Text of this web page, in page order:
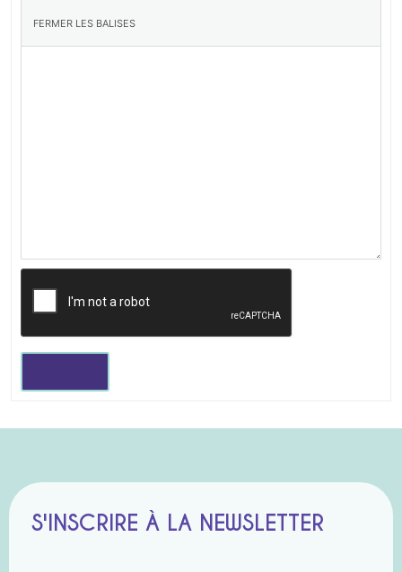
S'INSCRIRE À LA NEWSLETTER